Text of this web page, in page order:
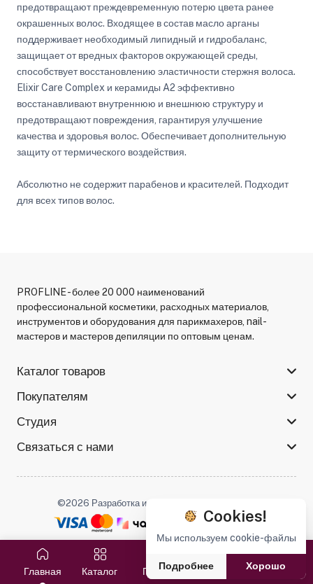
Главная Каталог Поиск Избранное Корзина
предотвращают преждевременную потерю цвета ранее
окрашенных волос. Входящее в состав масло арганы
поддерживает необходимый липидный и гидробаланс,
защищает от вредных факторов окружающей среды,
способствует восстановлению эластичности стержня волоса.
Elixir Care Complex и керамиды A2 эффективно
восстанавливают внутреннюю и внешнюю структуру и
предотвращают повреждения, гарантируя улучшение
качества и здоровья волос. Обеспечивает дополнительную
защиту от термического воздействия.
Абсолютно не содержит парабенов и красителей. Подходит
для всех типов волос.
PROFLINE - более 20 000 наименований
профессиональной косметики, расходных материалов,
инструментов и оборудования для парикмахеров, nail-
мастеров и мастеров депиляции по оптовым ценам.
Каталог товаров
Покупателям
Студия
Связаться с нами
©2026 Разработка и поддержка -
Мы в соцсетях :
Cookies!
Мы используем cookie-файлы
Подробнее Хорошо